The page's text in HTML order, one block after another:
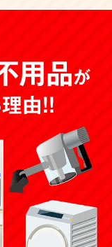
用品が
！！